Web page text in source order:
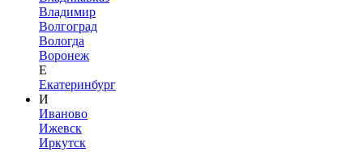
Владимир
Волгоград
Вологда
Воронеж
Е
Екатеринбург
И
Иваново
Ижевск
Иркутск